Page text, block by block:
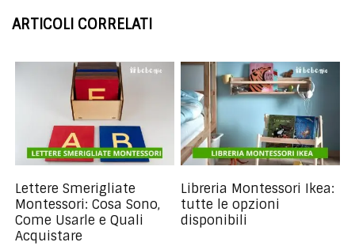
ARTICOLI CORRELATI
Lettere Smerigliate
Montessori: Cosa Sono,
Come Usarle e Quali
Acquistare
Libreria Montessori Ikea:
tutte le opzioni
disponibili